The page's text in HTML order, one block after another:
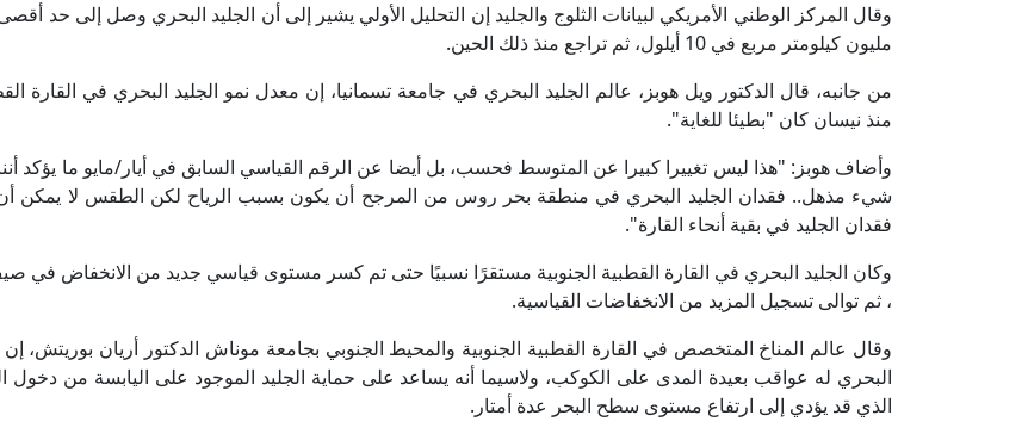
مليون كيلومتر مربع في 10 أيلول، ثم تراجع منذ ذلك الحين.
من جانبه، قال الدكتور ويل هوبز، عالم الجليد البحري في جامعة تسمانيا، إن معدل نمو الجليد البحري في القارة
منذ نيسان كان "بطيئا للغاية".
وأضاف هوبز: "هذا ليس تغييرا كبيرا عن المتوسط ​​فحسب، بل أيضا عن الرقم القياسي السابق في أيار/مايو ما يؤكد
شيء مذهل.. فقدان الجليد البحري في منطقة بحر روس من المرجح أن يكون بسبب الرياح لكن الطقس لا يمكن
فقدان الجليد في بقية أنحاء القارة".
، ثم توالى تسجيل المزيد من الانخفاضات القياسية.
وقال عالم المناخ المتخصص في القارة القطبية الجنوبية والمحيط الجنوبي بجامعة موناش الدكتور أريان بوريتش، إن
البحري له عواقب بعيدة المدى على الكوكب، ولاسيما أنه يساعد على حماية الجليد الموجود على اليابسة من دخول
الذي قد يؤدي إلى ارتفاع مستوى سطح البحر عدة أمتار.